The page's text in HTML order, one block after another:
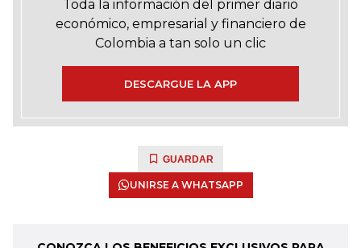
Toda la información del primer diario
económico, empresarial y financiero de
Colombia a tan solo un clic
DESCARGUE LA APP
GUARDAR
UNIRSE A WHATSAPP